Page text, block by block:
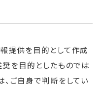
提供を目的として作成
奨を目的としたものでは
、ご自身で判断をしてい